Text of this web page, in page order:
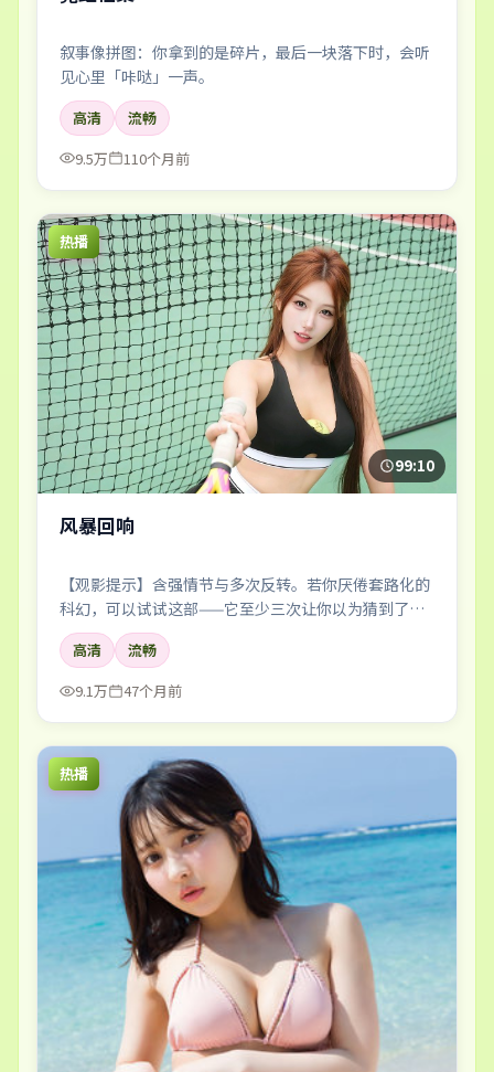
叙事像拼图：你拿到的是碎片，最后一块落下时，会听
见心里「咔哒」一声。
高清
流畅
9.5万
110个月前
热播
99:10
风暴回响
【观影提示】含强情节与多次反转。若你厌倦套路化的
科幻，可以试试这部——它至少三次让你以为猜到了真
相。
高清
流畅
9.1万
47个月前
热播